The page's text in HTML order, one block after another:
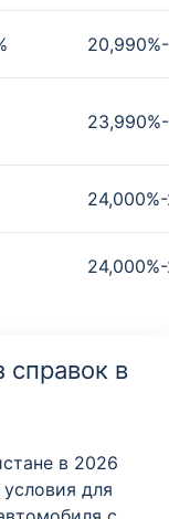
справок в
в 2026
для